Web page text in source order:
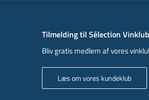
Tilmelding til Sélection Vinklub
Bliv gratis medlem af vores
Læs om vores kundeklub